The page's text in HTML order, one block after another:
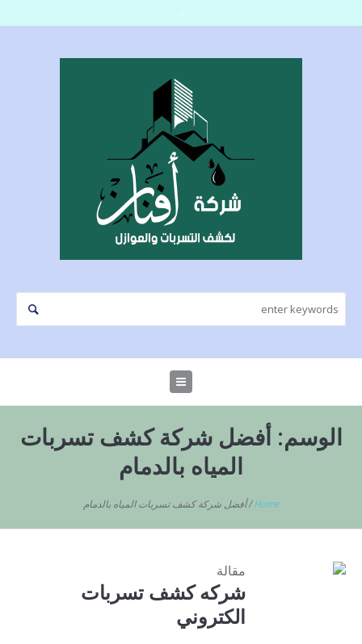
الوسم:أفضل شركة كشف تسربات
المياه بالدمام
Home
/أفضل شركة كشف تسربات المياه بالدمام
مقالة
شركه كشف تسربات
الكتروني